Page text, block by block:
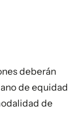
deberán
de equidad
de